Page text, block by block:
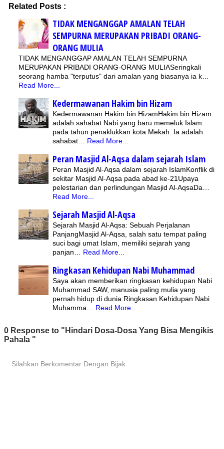
Related Posts :
TIDAK MENGANGGAP AMALAN TELAH
SEMPURNA MERUPAKAN PRIBADI ORANG-
ORANG MULIA
TIDAK MENGANGGAP AMALAN TELAH SEMPURNA
MERUPAKAN PRIBADI ORANG-ORANG MULIASeringkali
seorang hamba "terputus" dari amalan yang biasanya ia k…
Read More...
Kedermawanan Hakim bin Hizam
Kedermawanan Hakim bin HizamHakim bin Hizam
adalah sahabat Nabi yang baru memeluk Islam
pada tahun penaklukkan kota Mekah. Ia adalah
sahabat… Read More...
Peran Masjid Al-Aqsa dalam sejarah Islam
Peran Masjid Al-Aqsa dalam sejarah IslamKonflik di
sekitar Masjid Al-Aqsa pada abad ke-21Upaya
pelestarian dan perlindungan Masjid Al-AqsaDa…
Read More...
Sejarah Masjid Al-Aqsa
Sejarah Masjid Al-Aqsa: Sebuah Perjalanan
PanjangMasjid Al-Aqsa, salah satu tempat paling
suci bagi umat Islam, memiliki sejarah yang
panjan… Read More...
Ringkasan Kehidupan Nabi Muhammad
Saya akan memberikan ringkasan kehidupan Nabi
Muhammad SAW, manusia paling mulia yang
pernah hidup di dunia:Ringkasan Kehidupan Nabi
Muhamma… Read More...
0 Response to "Hindari Dosa-Dosa Yang Bisa Mengikis
Pahala "
Silahkan Berkomentar Dengan Bijak